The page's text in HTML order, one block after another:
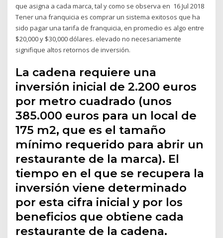
que asigna a cada marca, tal y como se observa en 16 Jul 2018
Tener una franquicia es comprar un sistema exitosos que ha
sido pagar una tarifa de franquicia, en promedio es algo entre
$20,000 y $30,000 dólares. elevado no necesariamente
signifique altos retornos de inversión.
La cadena requiere una
inversión inicial de 2.200 euros
por metro cuadrado (unos
385.000 euros para un local de
175 m2, que es el tamaño
mínimo requerido para abrir un
restaurante de la marca). El
tiempo en el que se recupera la
inversión viene determinado
por esta cifra inicial y por los
beneficios que obtiene cada
restaurante de la cadena.